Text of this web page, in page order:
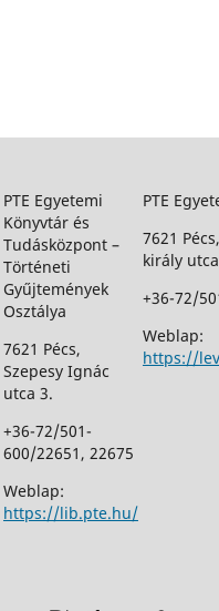
PTE Egyetemi
Könyvtár és
Tudásközpont –
Történeti
Gyűjtemények
Osztálya
7621 Pécs,
Szepesy Ignác
utca 3.
+36-72/501-
600/22651, 22675
Weblap:
https://lib.pte.hu/
PTE
7621
király
+36-72/
Weblap:
https://